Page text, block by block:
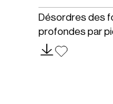
Désordres des
profondes par